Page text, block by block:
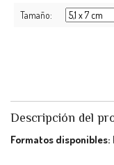
Tamaño:
Descripción del
Formatos disponibles: